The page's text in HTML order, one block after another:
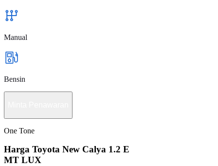
Manual
Bensin
One Tone
Harga Toyota New Calya 1.2 E
MT LUX